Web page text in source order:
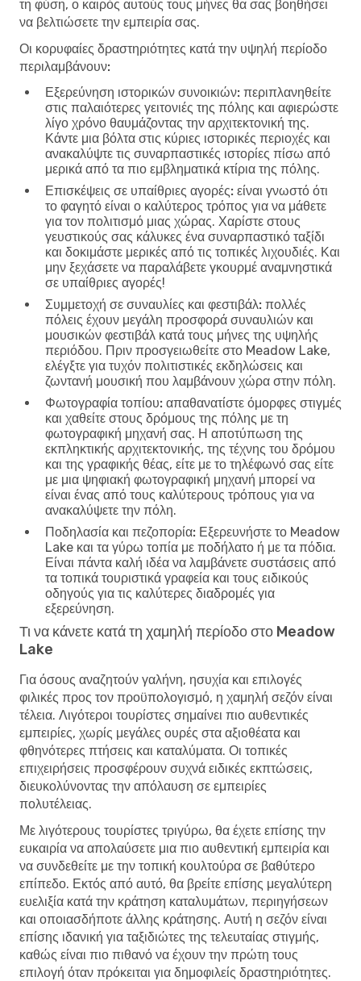
τη φύση, ο καιρός αυτούς τους μήνες θα σας βοηθήσει
να βελτιώσετε την εμπειρία σας.
Οι κορυφαίες δραστηριότητες κατά την υψηλή περίοδο
περιλαμβάνουν:
Εξερεύνηση ιστορικών συνοικιών: περιπλανηθείτε
στις παλαιότερες γειτονιές της πόλης και αφιερώστε
λίγο χρόνο θαυμάζοντας την αρχιτεκτονική της.
Κάντε μια βόλτα στις κύριες ιστορικές περιοχές και
ανακαλύψτε τις συναρπαστικές ιστορίες πίσω από
μερικά από τα πιο εμβληματικά κτίρια της πόλης.
Επισκέψεις σε υπαίθριες αγορές: είναι γνωστό ότι
το φαγητό είναι ο καλύτερος τρόπος για να μάθετε
για τον πολιτισμό μιας χώρας. Χαρίστε στους
γευστικούς σας κάλυκες ένα συναρπαστικό ταξίδι
και δοκιμάστε μερικές από τις τοπικές λιχουδιές. Και
μην ξεχάσετε να παραλάβετε γκουρμέ αναμνηστικά
σε υπαίθριες αγορές!
Συμμετοχή σε συναυλίες και φεστιβάλ: πολλές
πόλεις έχουν μεγάλη προσφορά συναυλιών και
μουσικών φεστιβάλ κατά τους μήνες της υψηλής
περιόδου. Πριν προσγειωθείτε στο Meadow Lake,
ελέγξτε για τυχόν πολιτιστικές εκδηλώσεις και
ζωντανή μουσική που λαμβάνουν χώρα στην πόλη.
Φωτογραφία τοπίου: απαθανατίστε όμορφες στιγμές
και χαθείτε στους δρόμους της πόλης με τη
φωτογραφική μηχανή σας. Η αποτύπωση της
εκπληκτικής αρχιτεκτονικής, της τέχνης του δρόμου
και της γραφικής θέας, είτε με το τηλέφωνό σας είτε
με μια ψηφιακή φωτογραφική μηχανή μπορεί να
είναι ένας από τους καλύτερους τρόπους για να
ανακαλύψετε την πόλη.
Ποδηλασία και πεζοπορία: Εξερευνήστε το Meadow
Lake και τα γύρω τοπία με ποδήλατο ή με τα πόδια.
Είναι πάντα καλή ιδέα να λαμβάνετε συστάσεις από
τα τοπικά τουριστικά γραφεία και τους ειδικούς
οδηγούς για τις καλύτερες διαδρομές για
εξερεύνηση.
Τι να κάνετε κατά τη χαμηλή περίοδο στο Meadow
Lake
Για όσους αναζητούν γαλήνη, ησυχία και επιλογές
φιλικές προς τον προϋπολογισμό, η χαμηλή σεζόν είναι
τέλεια. Λιγότεροι τουρίστες σημαίνει πιο αυθεντικές
εμπειρίες, χωρίς μεγάλες ουρές στα αξιοθέατα και
φθηνότερες πτήσεις και καταλύματα. Οι τοπικές
επιχειρήσεις προσφέρουν συχνά ειδικές εκπτώσεις,
διευκολύνοντας την απόλαυση σε εμπειρίες
πολυτέλειας.
Με λιγότερους τουρίστες τριγύρω, θα έχετε επίσης την
ευκαιρία να απολαύσετε μια πιο αυθεντική εμπειρία και
να συνδεθείτε με την τοπική κουλτούρα σε βαθύτερο
επίπεδο. Εκτός από αυτό, θα βρείτε επίσης μεγαλύτερη
ευελιξία κατά την κράτηση καταλυμάτων, περιηγήσεων
και οποιασδήποτε άλλης κράτησης. Αυτή η σεζόν είναι
επίσης ιδανική για ταξιδιώτες της τελευταίας στιγμής,
καθώς είναι πιο πιθανό να έχουν την πρώτη τους
επιλογή όταν πρόκειται για δημοφιλείς δραστηριότητες.